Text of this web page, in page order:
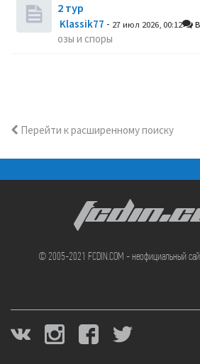
2 тур
Klassik77 - 27 июл 2026, 00:12
озы и споры
Перейти к расширенному поиску
© 2005-2021 FCDIN.COM - неофициальный